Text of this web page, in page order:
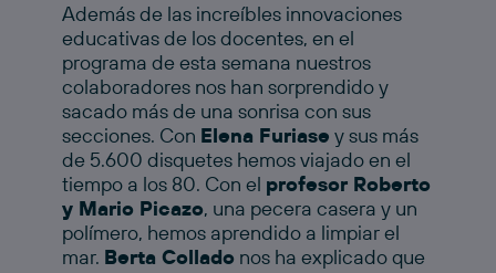
Además de las increíbles innovaciones
educativas de los docentes, en el
programa de esta semana nuestros
colaboradores nos han sorprendido y
sacado más de una sonrisa con sus
secciones. Con Elena Furiase y sus más
de 5.600 disquetes hemos viajado en el
tiempo a los 80. Con el profesor Roberto
y Mario Picazo, una pecera casera y un
polímero, hemos aprendido a limpiar el
mar. Berta Collado nos ha explicado que